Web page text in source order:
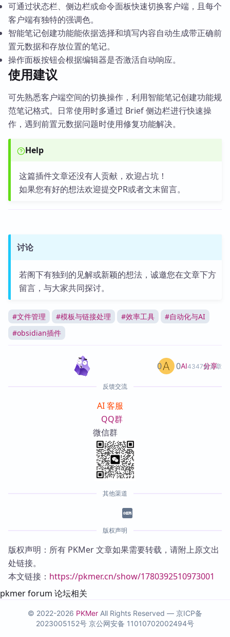
可通过状态栏、侧边栏或命令面板快速切换客户端，且每个
客户端有独特的强调色。
智能笔记创建功能能依据选择和填写内容自动生成带正确前
置元数据和存放位置的笔记。
操作面板按钮会根据编辑器是否激活自动响应。
使用建议
可先熟悉客户端空间的切换操作，利用智能笔记创建功能规
范笔记格式。日常使用时多通过 Brief 侧边栏进行快速操
作，遇到前置元数据问题时使用修复功能解决。
Help
这篇插件文章还没有人贡献，欢迎占坑！
如果您有好的想法欢迎提交PR或者文末留言。
讨论
若阁下有独到的见解或新颖的想法，诚邀您在文章下方
留言，与大家共同探讨。
#文件管理 #模板与链接处理 #效率工具 #自动化与AI
#obsidian插件
AI4347篇文章
0 0 分享
反馈交流
AI 客服
QQ群
微信群
其他渠道
版权声明
版权声明：所有 PKMer 文章如果需要转载，请附上原文出
处链接。
本文链接： https://pkmer.cn/show/1780392510973001
pkmer forum 论坛相关
© 2022-2026 PKMer All Rights Reserved — 京ICP备
2023005152号 京公网安备 11010702002494号